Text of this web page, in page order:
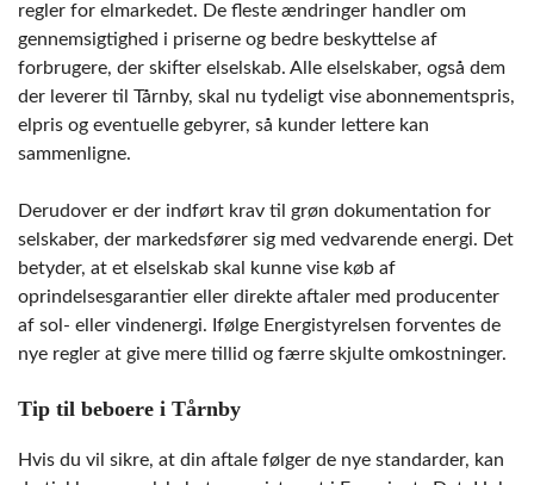
regler for elmarkedet. De fleste ændringer handler om
gennemsigtighed i priserne og bedre beskyttelse af
forbrugere, der skifter elselskab. Alle elselskaber, også dem
der leverer til Tårnby, skal nu tydeligt vise abonnementspris,
elpris og eventuelle gebyrer, så kunder lettere kan
sammenligne.
Derudover er der indført krav til grøn dokumentation for
selskaber, der markedsfører sig med vedvarende energi. Det
betyder, at et elselskab skal kunne vise køb af
oprindelsesgarantier eller direkte aftaler med producenter
af sol- eller vindenergi. Ifølge Energistyrelsen forventes de
nye regler at give mere tillid og færre skjulte omkostninger.
Tip til beboere i Tårnby
Hvis du vil sikre, at din aftale følger de nye standarder, kan